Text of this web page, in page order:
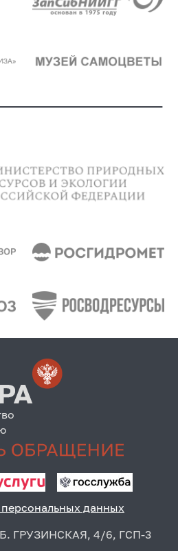
данных
ГРУЗИНСКАЯ, 4/6, ГСП-3